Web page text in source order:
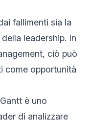
fallimenti sia la
leadership. In
ciò può
come opportunità
è uno
di analizzare